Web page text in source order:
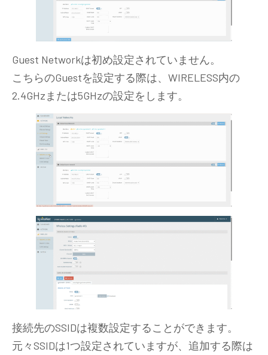
Guest Networkは初め設定されていません。
こちらのGuestを設定する際は、WIRELESS内の
2.4GHzまたは5GHzの設定をします。
接続先のSSIDは複数設定することができます。
元々SSIDは1つ設定されていますが、追加する際は